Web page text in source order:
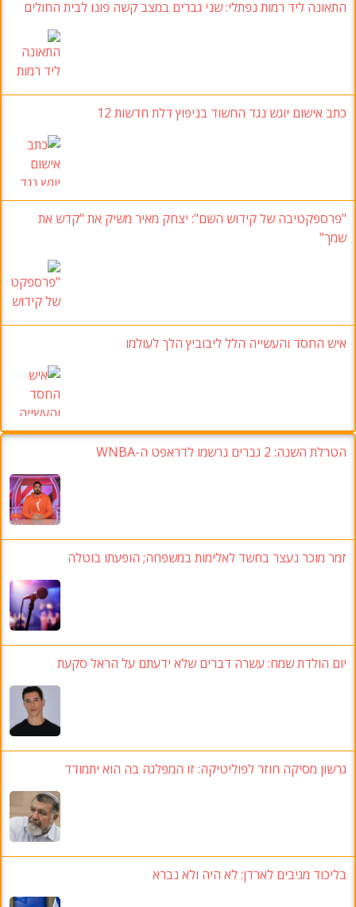
התאונה ליד רמות נפתלי:שני גברים במצב קשה פונו לבית החולים
כתב אישום יוגש נגד החשוד בניפוץ דלת חדשות
"פרספקטיבה של קידוש השם": יצחק מאיר משיק את "קדש את
שמך"
איש החסד והעשייה הלל ליבוביץ הלך לעולמו
הטרלת השנה: 2 גברים נרשמו לדראפט ה-WNBA
זמר מוכר נעצר בחשד לאלימות במשפחה; הופעתו בוטלה
יום הולדת שמח: עשרה דברים שלא ידעתם על הראל סקעת
גרשון מסיקה חוזר לפוליטיקה: זו המפלגה בה הוא יתמודד
בליכוד מגיבים לארדן: לא היה ולא נברא